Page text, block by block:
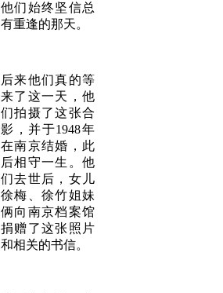
他们始终坚信总
有重逢的那天。
后来他们真的等
来了这一天，他
们拍摄了这张合
影，并于1948年
在南京结婚，此
后相守一生。他
们去世后，女儿
徐梅、徐竹姐妹
俩向南京档案馆
捐赠了这张照片
和相关的书信。